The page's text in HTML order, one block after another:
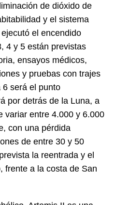
de dióxido de
y el sistema
el encendido
4 y 5 están previstas
ensayos médicos,
y pruebas con trajes
será el punto
por detrás de la Luna, a
variar entre 4.000 y 6.000
con una pérdida
de entre 30 y 50
la reentrada y el
frente a la costa de San